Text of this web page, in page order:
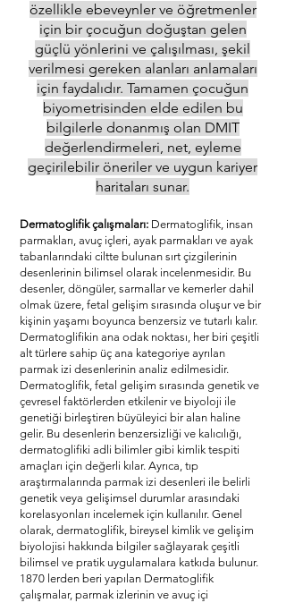
özellikle ebeveynler ve öğretmenler
için bir çocuğun doğuştan gelen
güçlü yönlerini ve çalışılması, şekil
verilmesi gereken alanları anlamaları
için faydalıdır. Tamamen çocuğun
biyometrisinden elde edilen bu
bilgilerle donanmış olan DMIT
değerlendirmeleri, net, eyleme
geçirilebilir öneriler ve uygun kariyer
haritaları sunar.
Dermatoglifik çalışmaları: Dermatoglifik, insan
parmakları, avuç içleri, ayak parmakları ve ayak
tabanlarındaki ciltte bulunan sırt çizgilerinin
desenlerinin bilimsel olarak incelenmesidir. Bu
desenler, döngüler, sarmallar ve kemerler dahil
olmak üzere, fetal gelişim sırasında oluşur ve bir
kişinin yaşamı boyunca benzersiz ve tutarlı kalır.
Dermatoglifikin ana odak noktası, her biri çeşitli
alt türlere sahip üç ana kategoriye ayrılan
parmak izi desenlerinin analiz edilmesidir.
Dermatoglifik, fetal gelişim sırasında genetik ve
çevresel faktörlerden etkilenir ve biyoloji ile
genetiği birleştiren büyüleyici bir alan haline
gelir. Bu desenlerin benzersizliği ve kalıcılığı,
dermatoglifiki adli bilimler gibi kimlik tespiti
amaçları için değerli kılar. Ayrıca, tıp
araştırmalarında parmak izi desenleri ile belirli
genetik veya gelişimsel durumlar arasındaki
korelasyonları incelemek için kullanılır. Genel
olarak, dermatoglifik, bireysel kimlik ve gelişim
biyolojisi hakkında bilgiler sağlayarak çeşitli
bilimsel ve pratik uygulamalara katkıda bulunur.
1870 lerden beri yapılan Dermatoglifik
çalışmalar, parmak izlerinin ve avuç içi